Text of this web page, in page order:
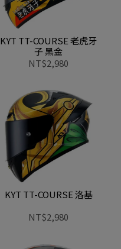
KYT TT-COURSE 老虎牙
子 黑金
NT$2,980
KYT TT-COURSE 洛基
NT$2,980